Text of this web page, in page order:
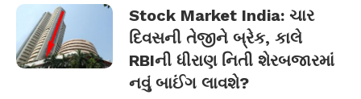
Stock Market India: ચાર
દિવસની તેજીને બ્રેક, કાલે
RBIની ધીરાણ નિતી શેરબજારમાં
નવું બાઈંગ લાવશે?